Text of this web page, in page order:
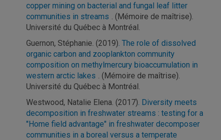
copper mining on bacterial and fungal leaf litter
communities in streams . (Mémoire de maîtrise).
Université du Québec à Montréal.
Guernon, Stéphanie. (2019). The role of dissolved
organic carbon and zooplankton community
composition on methylmercury bioaccumulation in
western arctic lakes . (Mémoire de maîtrise).
Université du Québec à Montréal.
Westwood, Natalie Elena. (2017). Diversity meets
decomposition in freshwater streams : testing for a
"Home field advantage" in freshwater decomposer
communities in a boreal versus a temperate